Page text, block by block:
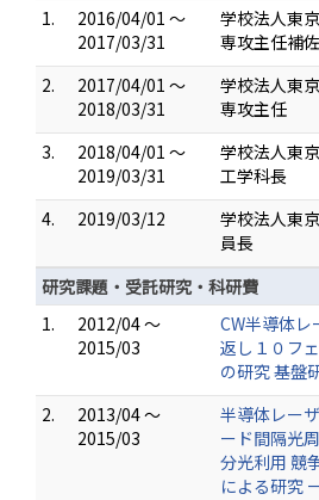
1.
2016/04/01 ～
2017/03/31
学校法人東
専攻主任補佐
2.
2017/04/01 ～
2018/03/31
学校法人東
専攻主任
3.
2018/04/01 ～
2019/03/31
学校法人東
工学科長
4.
2019/03/12
学校法人東
員長
研究課題・受託研究・科研費
1.
2012/04 ～
2015/03
CW半導体
返し１０フ
の研究 基盤
2.
2013/04 ～
2015/03
半導体レー
ード間隔光
分光利用 競
による研究